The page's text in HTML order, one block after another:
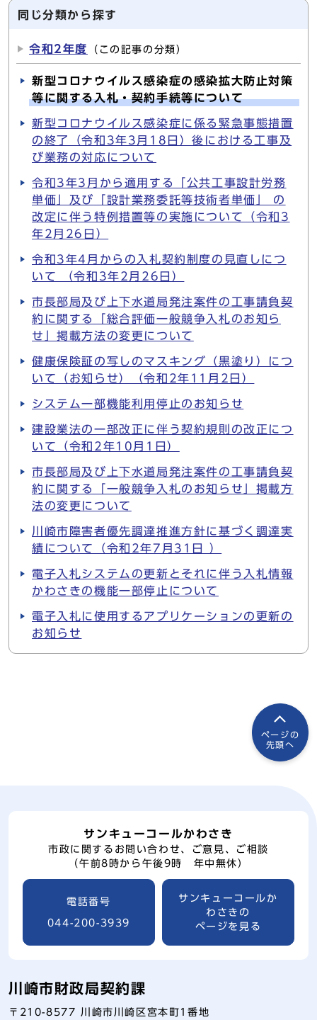
同じ分類から探す
令和2年度 （この記事の分類）
新型コロナウイルス感染症の感染拡大防止対策
等に関する入札・契約手続等について
新型コロナウイルス感染症に係る緊急事態措置
の終了（令和3年3月18日）後における工事及
び業務の対応について
令和3年3月から適用する「公共工事設計労務
単価」及び「設計業務委託等技術者単価」 の
改定に伴う特例措置等の実施について（令和3
年2月26日）
令和3年4月からの入札契約制度の見直しにつ
いて （令和3年2月26日）
市長部局及び上下水道局発注案件の工事請負契
約に関する「総合評価一般競争入札のお知ら
せ」掲載方法の変更について
健康保険証の写しのマスキング（黒塗り）につ
いて（お知らせ）（令和2年11月2日）
システム一部機能利用停止のお知らせ
建設業法の一部改正に伴う契約規則の改正につ
いて（令和2年10月1日）
市長部局及び上下水道局発注案件の工事請負契
約に関する「一般競争入札のお知らせ」掲載方
法の変更について
川崎市障害者優先調達推進方針に基づく調達実
績について（令和2年7月31日 ）
電子入札システムの更新とそれに伴う入札情報
かわさきの機能一部停止について
電子入札に使用するアプリケーションの更新の
お知らせ
ページの
先頭へ
サンキューコールかわさき
市政に関するお問い合わせ、ご意見、ご相談
（午前8時から午後9時 年中無休）
電話番号
044-200-3939
サンキューコールか
わさきの
ページを見る
川崎市財政局契約課
〒210-8577 川崎市川崎区宮本町1番地